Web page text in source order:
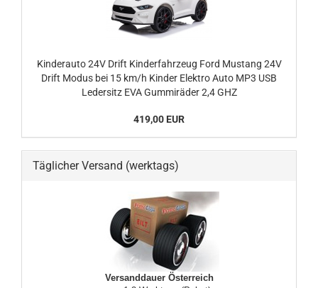
Kinderauto 24V Drift Kinderfahrzeug Ford Mustang 24V
Drift Modus bei 15 km/h Kinder Elektro Auto MP3 USB
Ledersitz EVA Gummiräder 2,4 GHZ
419,00 EUR
Täglicher Versand (werktags)
Versanddauer Österreich